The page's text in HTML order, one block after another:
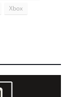
Xbox